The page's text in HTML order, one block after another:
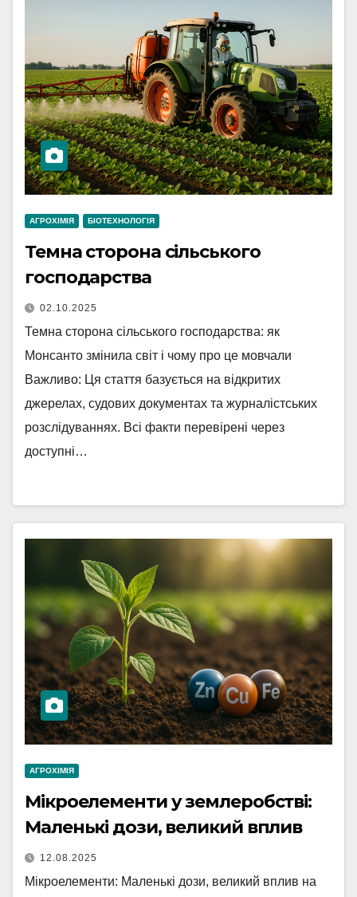
АГРОХІМІЯ БІОТЕХНОЛОГІЯ
Темна сторона сільського
господарства
02.10.2025
Темна сторона сільського господарства: як
Монсанто змінила світ і чому про це мовчали
Важливо: Ця стаття базується на відкритих
джерелах, судових документах та журналістських
розслідуваннях. Всі факти перевірені через
доступні…
АГРОХІМІЯ
Мікроелементи у землеробстві:
Маленькі дози, великий вплив
12.08.2025
Мікроелементи: Маленькі дози, великий вплив на